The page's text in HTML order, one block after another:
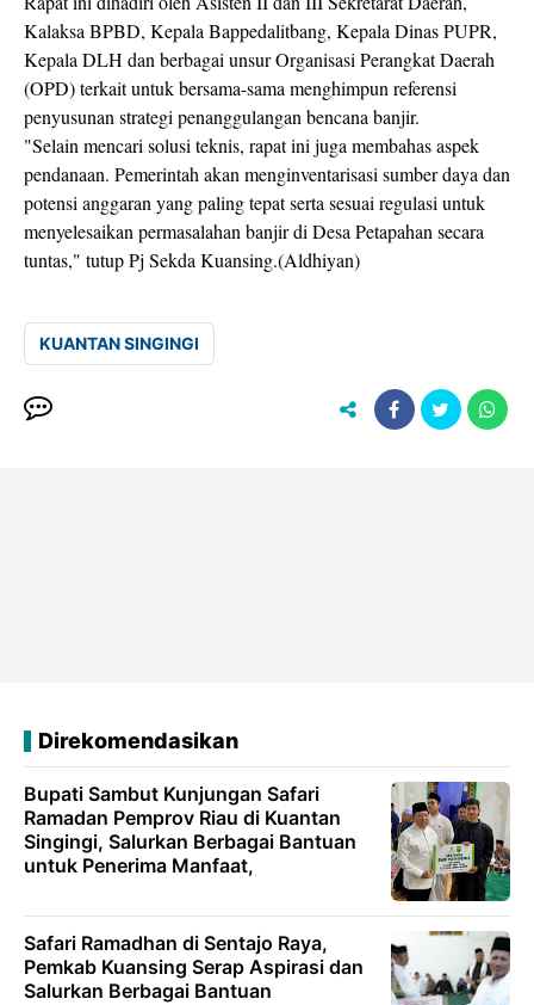
Kalaksa BPBD, Kepala Bappedalitbang, Kepala Dinas PUPR,
Kepala DLH dan berbagai unsur Organisasi Perangkat Daerah
(OPD) terkait untuk bersama-sama menghimpun referensi
penyusunan strategi penanggulangan bencana banjir.
"Selain mencari solusi teknis, rapat ini juga membahas aspek
pendanaan. Pemerintah akan menginventarisasi sumber daya dan
potensi anggaran yang paling tepat serta sesuai regulasi untuk
menyelesaikan permasalahan banjir di Desa Petapahan secara
tuntas," tutup Pj Sekda Kuansing.(Aldhiyan)
KUANTAN SINGINGI
Direkomendasikan
Bupati Sambut Kunjungan Safari
Ramadan Pemprov Riau di Kuantan
Singingi, Salurkan Berbagai Bantuan
untuk Penerima Manfaat,
Safari Ramadhan di Sentajo Raya,
Pemkab Kuansing Serap Aspirasi dan
Salurkan Berbagai Bantuan